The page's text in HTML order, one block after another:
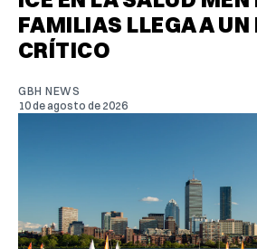
FAMILIAS LLEGA A UN
CRÍTICO
GBH NEWS
10 de agosto de 2026